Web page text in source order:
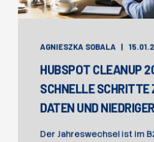
AGNIESZKA SOBALA
HUBSPOT CLEANUP
SCHNELLE SCHRITTE
DATEN UND
Der Jahreswechsel ist im